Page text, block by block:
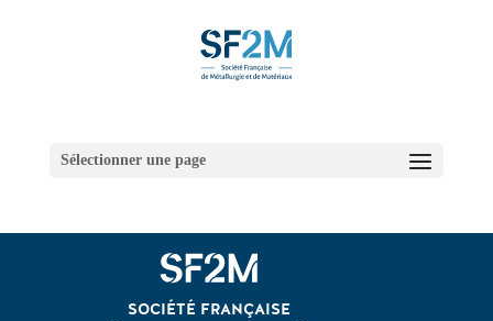
Sélectionner une page
SOCIÉTÉ FRANÇAISE